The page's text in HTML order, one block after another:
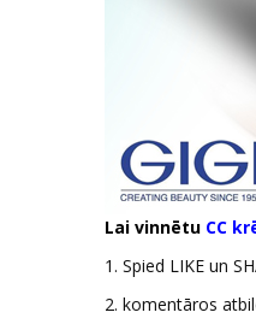
Lai vinnētu CC
1. Spied LIKE un
2. komentāros